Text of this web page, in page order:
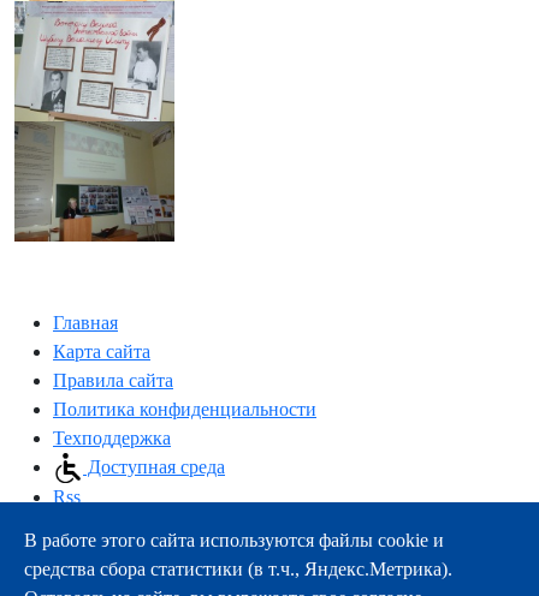
Главная
Карта сайта
Правила сайта
Политика конфиденциальности
Техподдержка
Доступная среда
Rss
163000, г.Архангельск, пр-т Троицкий, 51
тел.:+7 (8182) 21-11-63
В работе этого сайта используются файлы cookie и
средства сбора статистики (в т.ч., Яндекс.Метрика).